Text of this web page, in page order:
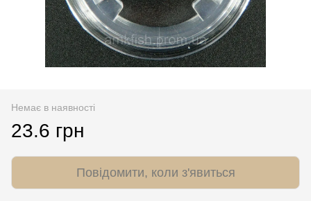
Немає в наявності
23.6 грн
Повідомити, коли з'явиться